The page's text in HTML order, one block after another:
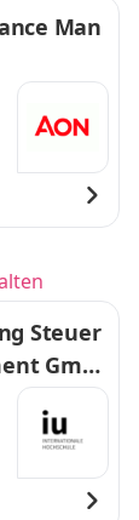
Man
Steuer
Gmb